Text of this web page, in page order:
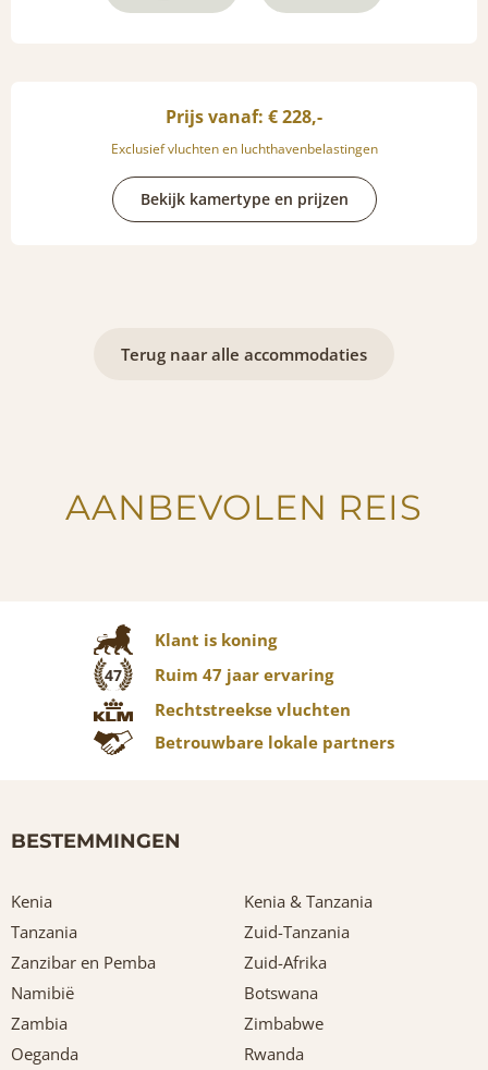
Prijs vanaf: € 228,-
Exclusief vluchten en luchthavenbelastingen
Bekijk kamertype en prijzen
Terug naar alle accommodaties
AANBEVOLEN REIS
Klant is koning
47
Ruim 47 jaar ervaring
Rechtstreekse vluchten
Betrouwbare lokale partners
BESTEMMINGEN
Kenia
Kenia & Tanzania
Tanzania
Zuid-Tanzania
Zanzibar en Pemba
Zuid-Afrika
Namibië
Botswana
Zambia
Zimbabwe
Oeganda
Rwanda